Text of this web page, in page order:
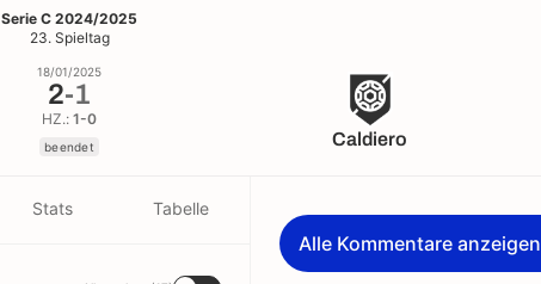
Serie C 2024/2025
23. Spieltag
18/01/2025
2-1
HZ.: 1-0
beendet Caldiero
Stats Tabelle
Alle Kommentare anzeigen